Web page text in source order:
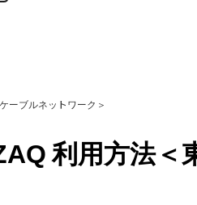
ーブルネットワーク＞
利用方法＜